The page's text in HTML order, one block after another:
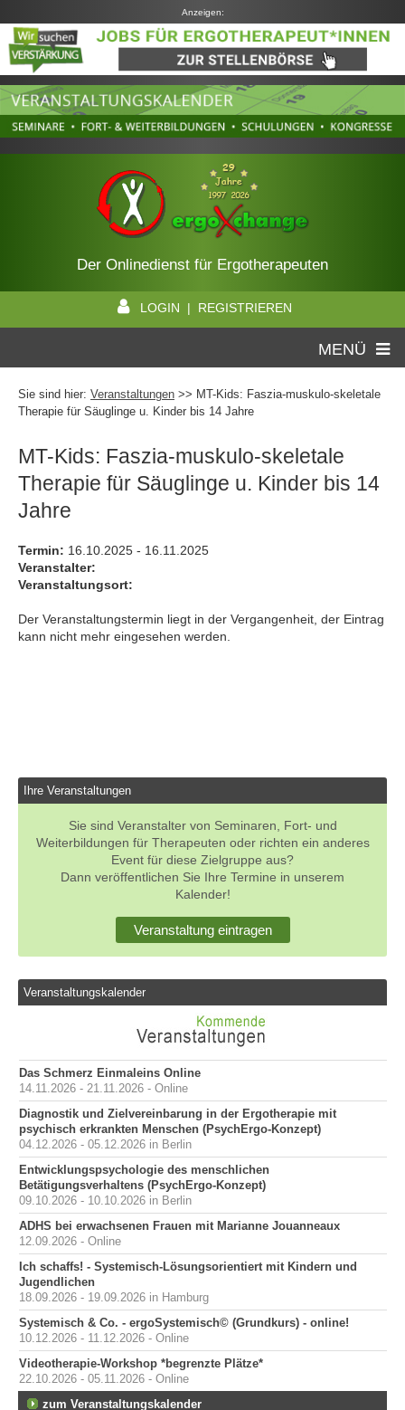
Anzeigen:
Der Onlinedienst für Ergotherapeuten
LOGIN | REGISTRIEREN
MENÜ
Sie sind hier: Veranstaltungen >> MT-Kids: Faszia-muskulo-skeletale
Therapie für Säuglinge u. Kinder bis 14 Jahre
MT-Kids: Faszia-muskulo-skeletale
Therapie für Säuglinge u. Kinder bis 14
Jahre
Termin: 16.10.2025 - 16.11.2025
Veranstalter:
Veranstaltungsort:
Der Veranstaltungstermin liegt in der Vergangenheit, der Eintrag
kann nicht mehr eingesehen werden.
Ihre Veranstaltungen
Sie sind Veranstalter von Seminaren, Fort- und
Weiterbildungen für Therapeuten oder richten ein anderes
Event für diese Zielgruppe aus?
Dann veröffentlichen Sie Ihre Termine in unserem
Kalender!
Veranstaltung eintragen
Veranstaltungskalender
Das Schmerz Einmaleins Online
14.11.2026 - 21.11.2026 - Online
Diagnostik und Zielvereinbarung in der Ergotherapie mit
psychisch erkrankten Menschen (PsychErgo-Konzept)
04.12.2026 - 05.12.2026 in Berlin
Entwicklungspsychologie des menschlichen
Betätigungsverhaltens (PsychErgo-Konzept)
09.10.2026 - 10.10.2026 in Berlin
ADHS bei erwachsenen Frauen mit Marianne Jouanneaux
12.09.2026 - Online
Ich schaffs! - Systemisch-Lösungsorientiert mit Kindern und
Jugendlichen
18.09.2026 - 19.09.2026 in Hamburg
Systemisch & Co. - ergoSystemisch© (Grundkurs) - online!
10.12.2026 - 11.12.2026 - Online
Videotherapie-Workshop *begrenzte Plätze*
22.10.2026 - 05.11.2026 - Online
zum Veranstaltungskalender